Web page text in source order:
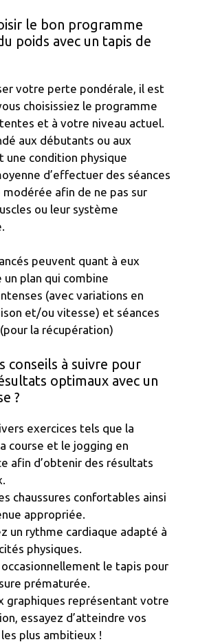
le bon programme
poids avec un tapis de
votre perte pondérale, il est
choisissiez le programme
et à votre niveau actuel.
aux débutants ou aux
une condition physique
d’effectuer des séances
modérée afin de ne pas sur
ou leur système
peuvent quant à eux
plan qui combine
(avec variations en
et/ou vitesse) et séances
la récupération)
conseils à suivre pour
optimaux avec un
?
exercices tels que la
course et le jogging en
afin d’obtenir des résultats
chaussures confortables ainsi
appropriée.
un rythme cardiaque adapté à
physiques.
le tapis pour
prématurée.
graphiques représentant votre
essayez d’atteindre vos
plus ambitieux !